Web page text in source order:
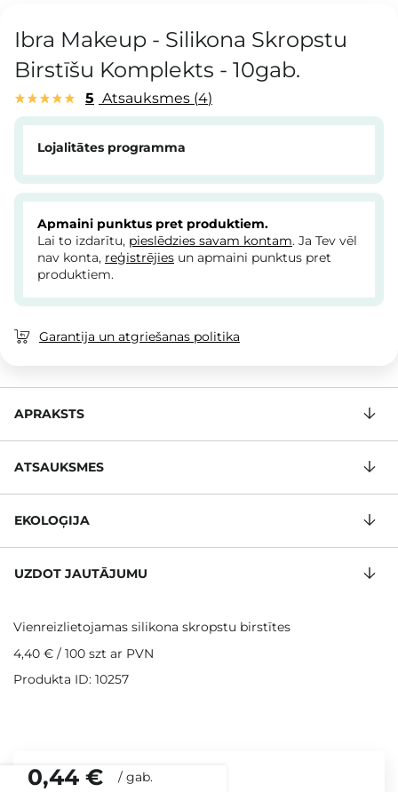
Ibra Makeup - Silikona Skropstu
Birstīšu Komplekts - 10gab.
5 Atsauksmes 4
0,44 € / gab.
Lojalitātes programma
Apmaini punktus pret produktiem.
Lai to izdarītu, pieslēdzies savam kontam. Ja Tev vēl
nav konta, reģistrējies un apmaini punktus pret
produktiem.
Garantija un atgriešanas politika
APRAKSTS
ATSAUKSMES
EKOLOĢIJA
UZDOT JAUTĀJUMU
Vienreizlietojamas silikona skropstu birstītes
4,40 € / 100 szt ar PVN
Produkta ID: 10257